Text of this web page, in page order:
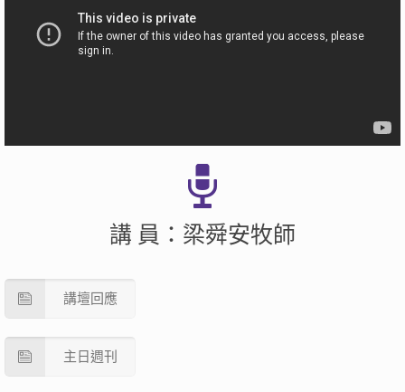
講 員：梁舜安牧師
講壇回應
主日週刊